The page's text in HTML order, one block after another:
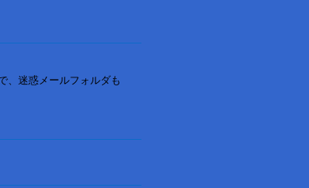
、迷惑メールフォルダも